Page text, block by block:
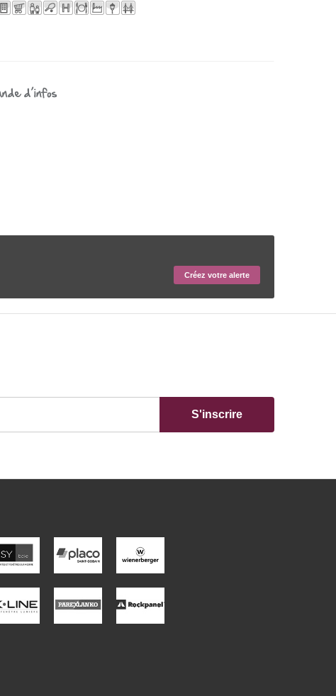
Créez votre alerte
S'inscrire